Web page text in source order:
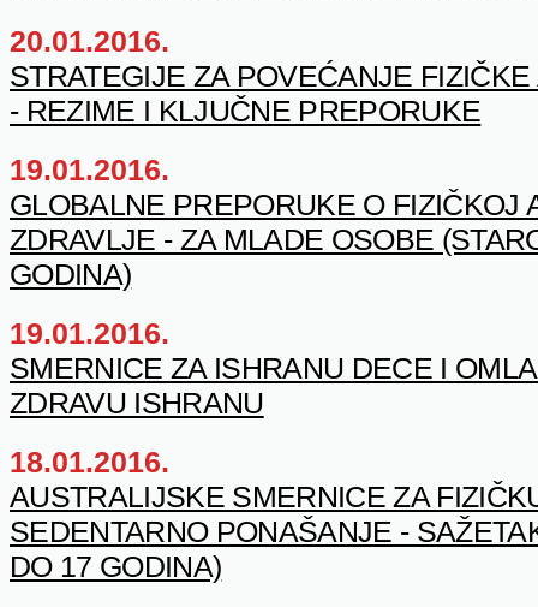
20.01.2016.
STRATEGIJE ZA POVEĆANJE
- REZIME I KLJUČNE PREPORUKE
19.01.2016.
GLOBALNE PREPORUKE O FIZIČKOJ
ZDRAVLJE - ZA MLADE OSOBE
GODINA)
19.01.2016.
SMERNICE ZA ISHRANU DECE I
ZDRAVU ISHRANU
18.01.2016.
AUSTRALIJSKE SMERNICE ZA
SEDENTARNO PONAŠANJE -
DO 17 GODINA)